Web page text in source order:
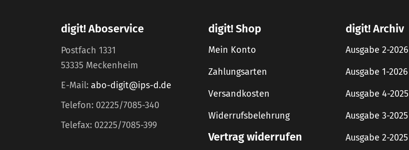
digit! Aboservice
Postfach 1331
53335 Meckenheim
E-Mail: abo-digit@ips-d.de
Telefon: 02225/7085-340
Telefax: 02225/7085-399
digit! Shop
Mein Konto
Zahlungsarten
Versandkosten
Widerrufsbelehrung
Vertrag widerrufen
digit! Archiv
Ausgabe 2-2026
Ausgabe 1-2026
Ausgabe 4-2025
Ausgabe 3-2025
Ausgabe 2-2025